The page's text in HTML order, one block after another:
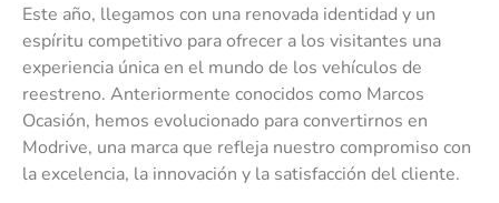
Este año, llegamos con una renovada identidad y un
espíritu competitivo para ofrecer a los visitantes una
experiencia única en el mundo de los vehículos de
reestreno. Anteriormente conocidos como Marcos
Ocasión, hemos evolucionado para convertirnos en
Modrive, una marca que refleja nuestro compromiso con
la excelencia, la innovación y la satisfacción del cliente.